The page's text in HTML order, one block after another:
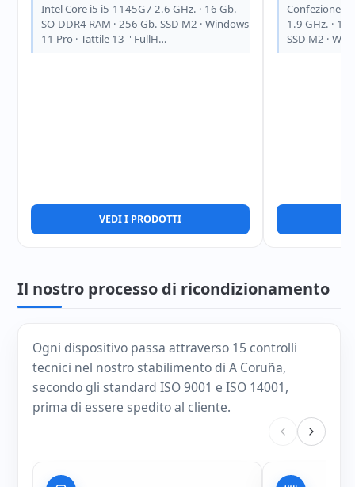
Intel Core i5 i5-1145G7 2.6 GHz. · 16 Gb.
SO-DDR4 RAM · 256 Gb. SSD M2 · Windows
11 Pro · Tattile 13 '' FullH…
VEDI I PRODOTTI
Confezione
1.9 GHz. · 16
SSD M2 ·
Il nostro processo di ricondizionamento
Ogni dispositivo passa attraverso 15 controlli
tecnici nel nostro stabilimento di A Coruña,
secondo gli standard ISO 9001 e ISO 14001,
prima di essere spedito al cliente.